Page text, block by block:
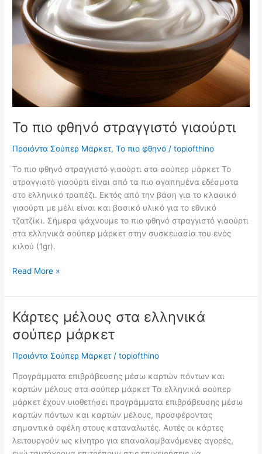
Το πιο φθηνό στραγγιστό γιαούρτι
Προιόντα Σούπερ Μάρκετ,Το πιο φθηνό /topiofthino
Το πιο φθηνό στραγγιστό γιαούρτι στα σούπερ μάρκετ Το
στραγγιστό γιαούρτι είναι από τα πιο αγαπημένα εδέσματα
στο ελληνικό τραπέζι. Εκτός από την βάση για το κλασικό
γιαούρτι με μέλι είναι και βασικό υλικό για το εθνικό
τζατζίκι. Σήμερα ψάχνουμε το πιο φθηνό στραγγιστό γιαούρτι
στα ελληνικά σούπερ μάρκετ στην συσκευασία του ενός
κιλού (1gr).
Το
φθηνό
στραγγιστό
γιαούρτι
Read More »
Κάρτες μέλους στα ελληνικά
σούπερ μάρκετ
Προιόντα Σούπερ Μάρκετ/topiofthino
Προγράμματα επιβράβευσης μέσω καρτών πόντων και
καρτών μέλους στα σούπερ μάρκετ Τα ελληνικά σούπερ
μάρκετ έχουν υιοθετήσει προγράμματα επιβράβευσης μέσω
καρτών πόντων και καρτών μέλους, προσφέροντας
σημαντικά οφέλη στους καταναλωτές. Αυτές οι κάρτες
λειτουργούν ως κίνητρο για επαναλαμβανόμενες αγορές,